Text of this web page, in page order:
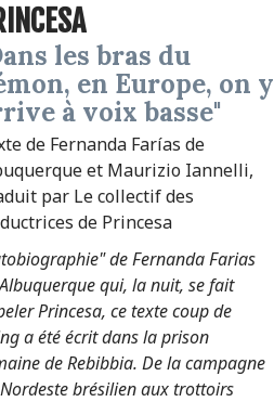
en Europe, on y
à voix basse"
de Fernanda Farías de
et Maurizio Iannelli,
par Le collectif des
de Princesa
de Fernanda Farias
qui, la nuit, se fait
Princesa, ce texte coup de
a été écrit dans la prison
de Rebibbia. De la campagne
brésilien aux trottoirs